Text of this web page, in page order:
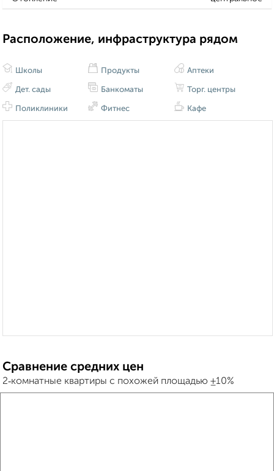
Расположение, инфраструктура рядом
Школы
Дет. сады
Поликлиники
Продукты
Банкоматы
Фитнес
Аптеки
Торг. центры
Кафе
Сравнение средних цен
2‑комнатные квартиры с похожей площадью ±10%